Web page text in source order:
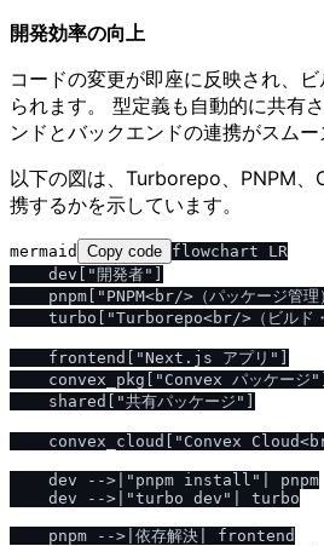
開発効率の向上
コードの変更が即座に反映され、
られます。 型定義も自動的に共有
ンドとバックエンドの連携がスムー
以下の図は、Turborepo、PNPM
携するかを示しています。
mermaid Copy code flowchart LR
    dev["開発者"]
pnpm["PNPM<br/>（パッケージ管理
turbo["Turborepo<br/>（ビルド・
    frontend["Next.js アプリ"]
    convex_pkg["Convex パッケージ"]
    shared["共有パッケージ"]
convex_cloud["Convex Cloud<br/
    dev -->|"pnpm install"| pnpm
    dev -->|"turbo dev"| turbo
    pnpm -->|依存解決| frontend